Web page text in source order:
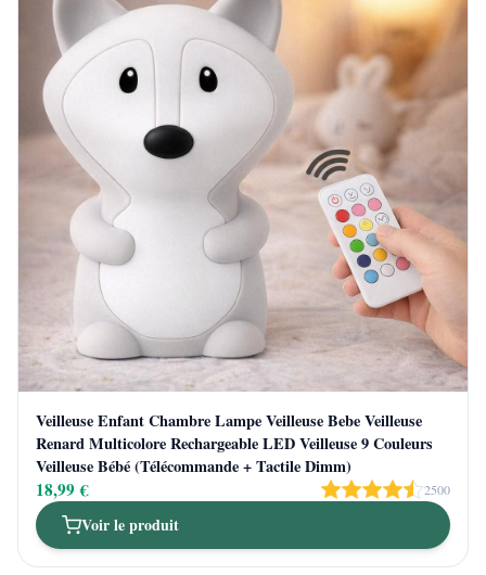
Veilleuse Enfant Chambre Lampe Veilleuse Bebe Veilleuse
Renard Multicolore Rechargeable LED Veilleuse 9 Couleurs
Veilleuse Bébé (Télécommande + Tactile Dimm)
18,99 € 2500
Voir le produit